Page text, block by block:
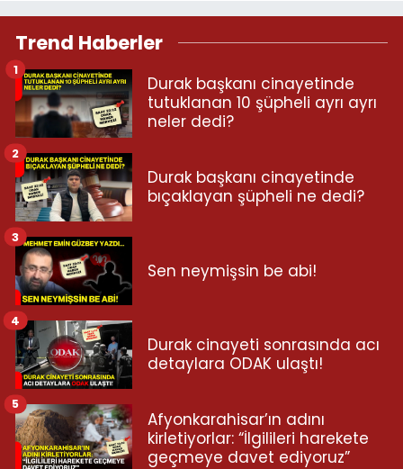
Trend Haberler
Durak başkanı cinayetinde
tutuklanan 10 şüpheli ayrı ayrı
neler dedi?
1
Durak başkanı cinayetinde
bıçaklayan şüpheli ne dedi?
2
Sen neymişsin be abi!
3
Durak cinayeti sonrasında acı
detaylara ODAK ulaştı!
4
Afyonkarahisar’ın adını
kirletiyorlar: “İlgilileri harekete
geçmeye davet ediyoruz”
5